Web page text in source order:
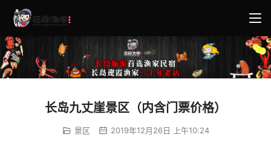
长岛九丈崖景区（内含门票价格）
景区 2019年12月26日 上午10:24